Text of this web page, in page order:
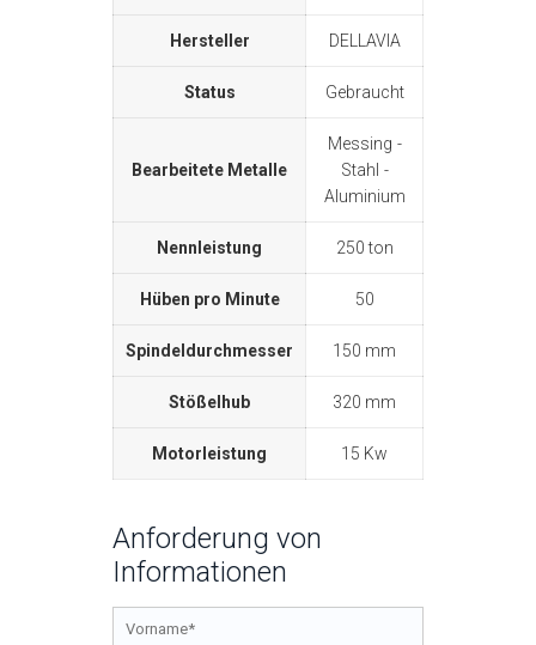
Hersteller DELLAVIA
Status Gebraucht
Bearbeitete Metalle
Messing
Stahl
Aluminium
Nennleistung 250 ton
Hüben pro Minute 50
Spindeldurchmesser 150 mm
Stößelhub 320 mm
Motorleistung 15 Kw
Anforderung von
Informationen